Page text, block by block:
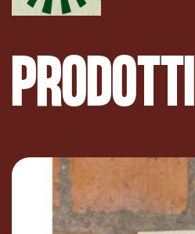
PRODOTTI